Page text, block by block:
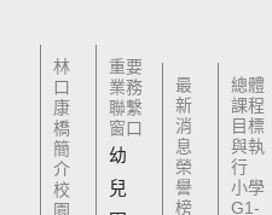
林
口
康
橋
簡
介
校
園
重要
業務
聯繫
窗口
幼
兒
最
新
消
息
榮
譽
榜
總體
課程
目標
與執
行
小學
G1-